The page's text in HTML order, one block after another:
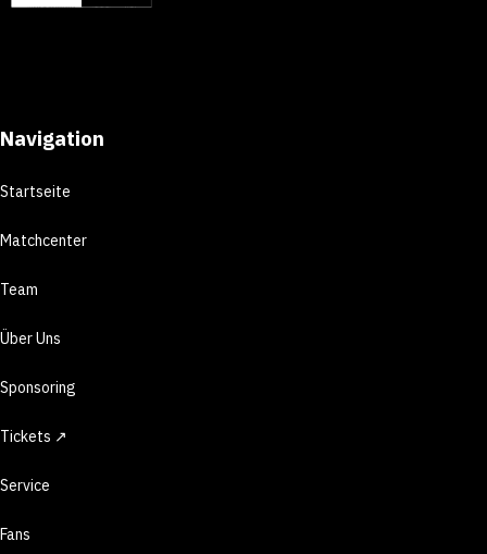
Navigation
Startseite
Matchcenter
Team
Über Uns
Sponsoring
Tickets ↗
Service
Fans